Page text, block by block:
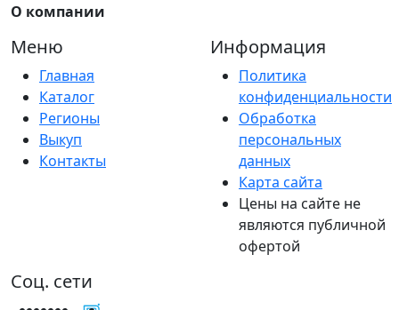
О компании
Меню
Главная
Каталог
Регионы
Выкуп
Контакты
Информация
Политика
конфиденциальности
Обработка
персональных
данных
Карта сайта
Цены на сайте не
являются публичной
офертой
Соц. сети